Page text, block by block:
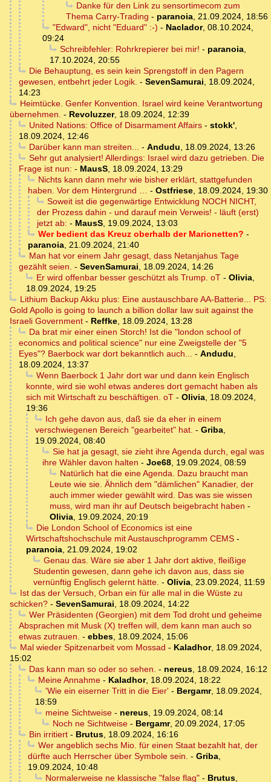
Danke für den Link zu sensortimecom zum
Thema Carry-Trading - paranoia, 21.09.2024, 18:56
"Edward", nicht "Eduard" :-) - Naclador, 08.10.2024,
09:24
Schreibfehler: Rohrkrepierer bei mir! - paranoia,
17.10.2024, 20:55
Die Behauptung, es sein kein Sprengstoff in den Pagern
gewesen, entbehrt jeder Logik. - SevenSamurai, 18.09.2024,
14:23
Heimtücke. Genfer Konvention. Israel wird keine Verantwortung
übernehmen. - Revoluzzer, 18.09.2024, 12:39
United Nations: Office of Disarmament Affairs- stokk',
18.09.2024, 12:46
Darüber kann man streiten... - Andudu, 18.09.2024, 13:26
Sehr gut analysiert! Allerdings: Israel wird dazu getrieben. Die
Frage ist nun: - MausS, 18.09.2024, 13:29
Nichts kann dann mehr wie bisher erklärt, stattgefunden
haben. Vor dem Hintergrund … - Ostfriese, 18.09.2024, 19:30
Soweit ist die gegenwärtige Entwicklung NOCH NICHT,
der Prozess dahin - und darauf mein Verweis! - läuft (erst)
jetzt ab: - MausS, 19.09.2024, 13:03
Wer bedient das Kreuz oberhalb der Marionetten? -
paranoia, 21.09.2024, 21:40
Man hat vor einem Jahr gesagt, dass Netanjahus Tage
gezählt seien. - SevenSamurai, 18.09.2024, 14:26
Er wird offenbar besser geschützt als Trump. oT- Olivia,
18.09.2024, 19:25
Lithium Backup Akku plus: Eine austauschbare AA-Batterie... PS:
Gold Apollo is going to launch a billion dollar law suit against the
Israeli Government - Reffke, 18.09.2024, 13:28
Da brat mir einer einen Storch! Ist die "london school of
economics and political science" nur eine Zweigstelle der "5
Eyes"? Baerbock war dort bekanntlich auch... - Andudu,
18.09.2024, 13:37
Wenn Baerbock 1 Jahr dort war und dann kein Englisch
konnte, wird sie wohl etwas anderes dort gemacht haben als
sich mit Wirtschaft zu beschäftigen. oT - Olivia, 18.09.2024,
19:36
Ich gehe davon aus, daß sie da eher in einem
verschwiegenen Bereich "gearbeitet" hat. - Griba,
19.09.2024, 08:40
Sie hat ja gesagt, sie zieht ihre Agenda durch, egal was
ihre Wähler davon halten - Joe68, 19.09.2024, 08:59
Natürlich hat die eine Agenda. Dazu braucht man
Leute wie sie. Ähnlich dem "dämlichen" Kanadier, der
auch immer wieder gewählt wird. Das was sie wissen
muss, wird man ihr auf Deutsch beigebracht haben -
Olivia, 19.09.2024, 20:19
Die London School of Economics ist eine
Wirtschaftshochschule mit Austauschprogramm CEMS -
paranoia, 21.09.2024, 19:02
Genau das. Wäre sie aber 1 Jahr dort aktive, fleißige
Studentin gewesen, dann gehe ich davon aus, dass sie
vernünftig Englisch gelernt hätte. - Olivia, 23.09.2024, 11:59
Ist das der Versuch, Orban ein für alle mal in die Wüste zu
schicken? - SevenSamurai, 18.09.2024, 14:22
Wer Präsidenten (Georgien) mit dem Tod droht und geheime
Absprachen mit Musk (X) treffen will, dem kann man auch so
etwas zutrauen. - ebbes, 18.09.2024, 15:06
Mal wieder Spitzenarbeit vom Mossad - Kaladhor, 18.09.2024,
15:02
Das kann man so oder so sehen. - nereus, 18.09.2024, 16:12
Meine Annahme- Kaladhor, 18.09.2024, 18:22
'Wie ein eiserner Tritt in die Eier' - Bergamr, 18.09.2024,
18:59
meine Sichtweise- nereus, 19.09.2024, 08:14
Noch ne Sichtweise- Bergamr, 20.09.2024, 17:05
Bin irritiert- Brutus, 18.09.2024, 16:16
Wer angeblich sechs Mio. für einen Staat bezahlt hat, der
dürfte auch Herrscher über Symbole sein. - Griba,
19.09.2024, 10:48
Normalerweise ne klassische "false flag"- Brutus,